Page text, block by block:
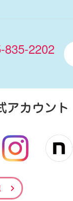
835-2202
アカウント